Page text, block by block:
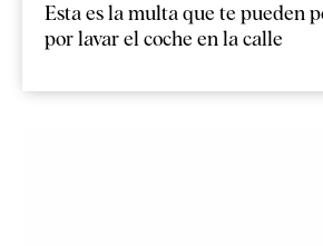
Esta es la multa que te pueden
por lavar el coche en la calle